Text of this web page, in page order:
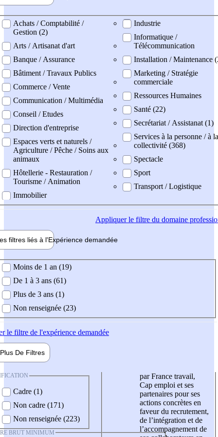
professionel
Achats / Comptabilité /
Gestion (2)
Arts / Artisanat d'art
Banque / Assurance
Bâtiment / Travaux Publics
Commerce / Vente
Communication / Multimédia
Conseil / Etudes
Direction d'entreprise
Espaces verts et naturels /
Agriculture / Pêche / Soins aux
animaux
Hôtellerie - Restauration /
Tourisme / Animation
Immobilier
Industrie
Informatique /
Télécommunication
Installation / Maintenance
Marketing / Stratégie
commerciale
Ressources Humaines
Santé (22)
Secrétariat / Assistanat (1)
Services à la personne / à la
collectivité (368)
Spectacle
Sport
Transport / Logistique
Appliquerle filtre du domaine
filtres liés à l'Expérience demandée
demandée
Moins de 1 an (19)
De 1 à 3 ans (61)
Plus de 3 ans (1)
Non renseignée (23)
le filtre de l'expérience demandée
Plus De Filtres
Cadre (1)
Non cadre (171)
Non renseignée (223)
BRUT MINIMUM
par France travail,
Cap emploi et ses
partenaires pour ses
actions concrètes en
faveur du recrutement,
de l’intégration et de
l’accompagnement de